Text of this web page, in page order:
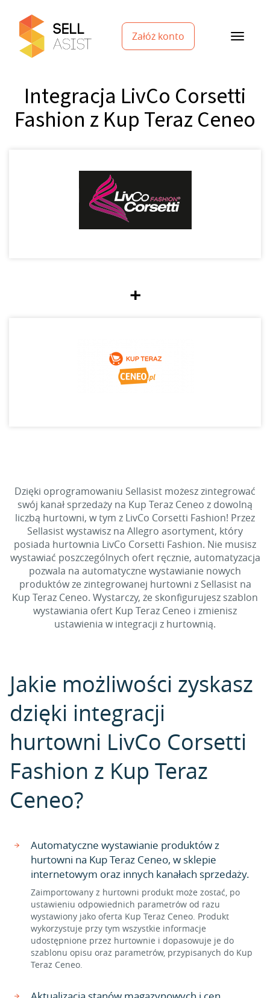
Załóż konto
Integracja LivCo Corsetti
Fashion z Kup Teraz Ceneo
+
Dzięki oprogramowaniu Sellasist możesz zintegrować
swój kanał sprzedaży na Kup Teraz Ceneo z dowolną
liczbą hurtowni, w tym z LivCo Corsetti Fashion! Przez
Sellasist wystawisz na Allegro asortyment, który
posiada hurtownia LivCo Corsetti Fashion. Nie musisz
wystawiać poszczególnych ofert ręcznie, automatyzacja
pozwala na automatyczne wystawianie nowych
produktów ze zintegrowanej hurtowni z Sellasist na
Kup Teraz Ceneo. Wystarczy, że skonfigurujesz szablon
wystawiania ofert Kup Teraz Ceneo i zmienisz
ustawienia w integracji z hurtownią.
Jakie możliwości zyskasz
dzięki integracji
hurtowni LivCo Corsetti
Fashion z Kup Teraz
Ceneo?
Automatyczne wystawianie produktów z
hurtowni na Kup Teraz Ceneo, w sklepie
internetowym oraz innych kanałach sprzedaży.
Zaimportowany z hurtowni produkt może zostać, po
ustawieniu odpowiednich parametrów od razu
wystawiony jako oferta Kup Teraz Ceneo. Produkt
wykorzystuje przy tym wszystkie informacje
udostępnione przez hurtownie i dopasowuje je do
szablonu opisu oraz parametrów, przypisanych do Kup
Teraz Ceneo.